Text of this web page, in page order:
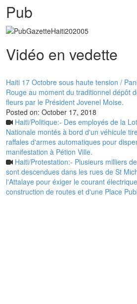
Pub
Vidéo en vedette
Haiti 17 Octobre sous haute tension /
Rouge au moment du traditionnel dépôt
fleurs par le Président Jovenel Moise.
Posted on: October 17, 2018
Haiti/Politique:- Des employés de la
Nationale montés à bord d'un véhicule
raffales d'armes automatiques pour
manifestation à Pétion Ville.
Haiti/Protestation:- Plusieurs milliers
sont descendues dans les rues de St
l'Attalaye pour éxiger le courant
construction de routes et d'une Place